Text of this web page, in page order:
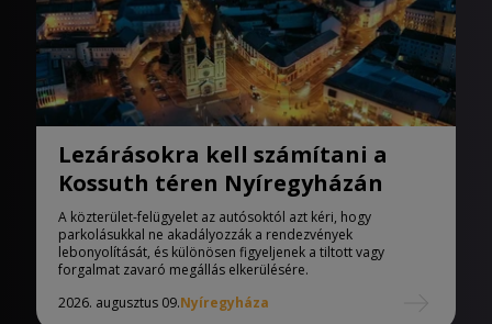
Lezárásokra kell számítani a
Kossuth téren Nyíregyházán
A közterület-felügyelet az autósoktól azt kéri, hogy
parkolásukkal ne akadályozzák a rendezvények
lebonyolítását, és különösen figyeljenek a tiltott vagy
forgalmat zavaró megállás elkerülésére.
2026. augusztus 09.Nyíregyháza